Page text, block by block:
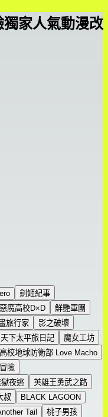
家人氣動漫改
劍姬紀事
惡魔高校D×D
鮮艷軍團
旅行家
影之破壞
天下太平旅日記
魔女工坊
校地球防衛部 Love Macho
險
獄夜逃
英雄王勇武之路
叔
BLACK LAGOON
Tail
桃子男孩